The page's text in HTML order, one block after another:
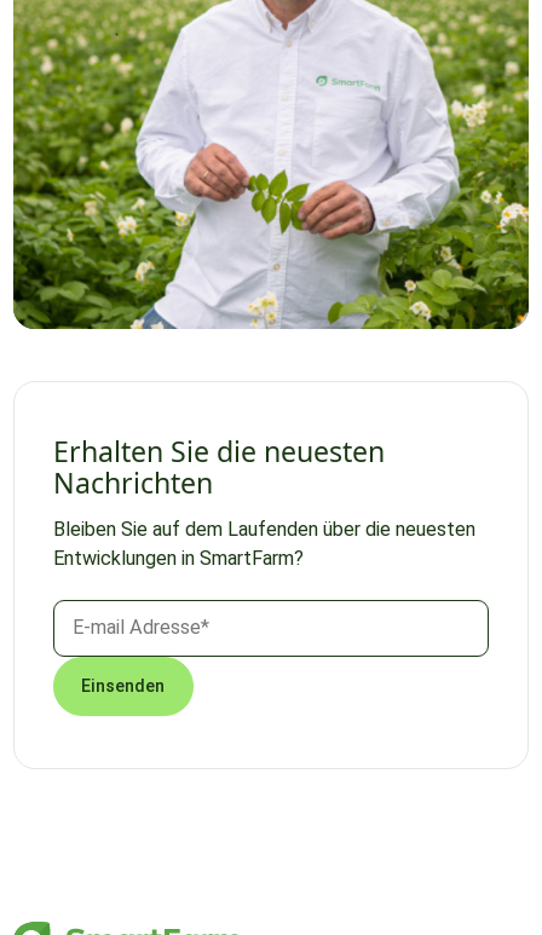
Erhalten Sie die neuesten
Nachrichten
Bleiben Sie auf dem Laufenden über die neuesten
Entwicklungen in SmartFarm?